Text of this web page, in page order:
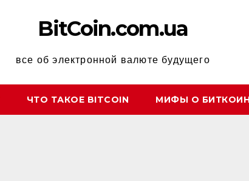
BitCoin.com.ua
все об электронной валюте будущего
ЧТО ТАКОЕ BITCOIN МИФЫ О